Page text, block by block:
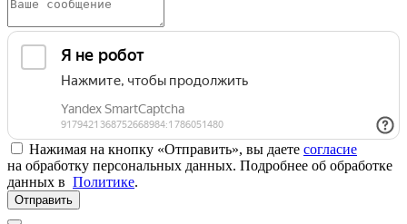
Нажимая на кнопку «Отправить», вы даете согласие
на обработку персональных данных. Подробнее об обработке
данных в Политике.
Отправить